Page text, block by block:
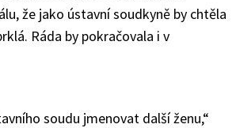
že jako ústavní soudkyně by chtěla
Ráda by pokračovala i v
soudu jmenovat další ženu,“